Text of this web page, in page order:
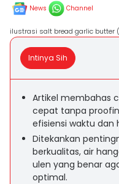
News Channel
ilustrasi salt bread garlic butter
Intinya Sih
Artikel membahas
cepat tanpa
efisiensi waktu dan
Ditekankan
berkualitas, air
ulen yang benar
optimal.